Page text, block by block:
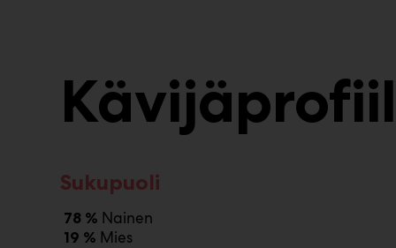
Sukupuoli
78 % Nainen
19 % Mies